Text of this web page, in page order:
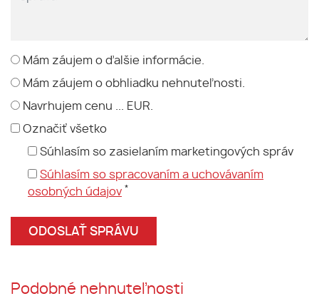
Mám záujem o ďalšie informácie.
Mám záujem o obhliadku nehnuteľnosti.
Navrhujem cenu ... EUR.
Označiť všetko
Súhlasím so zasielaním marketingových správ
Súhlasím so spracovaním a uchovávaním
osobných údajov *
Podobné nehnuteľnosti